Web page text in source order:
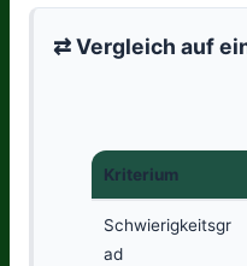
⇄ Vergleich auf
Kriterium
Schwierigkeitsgr
ad